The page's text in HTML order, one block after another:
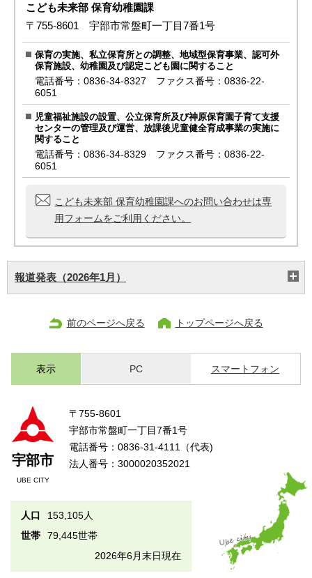
こども未来部 保育幼稚園課
〒755-8601 宇部市常盤町一丁目7番1号
保育の実施、私立保育所との調整、地域型保育事業、認可外
保育施設、幼稚園及び認定こども園に関すること
電話番号：0836-34-8327 ファクス番号：0836-22-
6051
児童福祉施設の設置、公立保育所及び神原保育園子育て支援
センターの管理及び運営、放課後児童健全育成事業の実施に
関すること
電話番号：0836-34-8329 ファクス番号：0836-22-
6051
こども未来部 保育幼稚園課へのお問い合わせは専
用フォームをご利用ください。
報道発表（2026年1月）
前のページへ戻る トップページへ戻る
表示 PC スマートフォン
宇部市
UBE CITY
〒755-8601
宇部市常盤町一丁目7番1号
電話番号：0836-31-4111（代表)
法人番号：3000020352021
人口
153,105人
世帯
79,445世帯
2026年6月末日現在